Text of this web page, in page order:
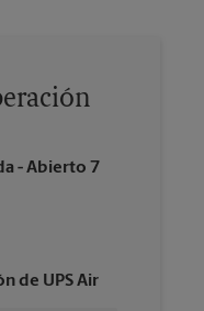
- Abierto 7
de UPS Air